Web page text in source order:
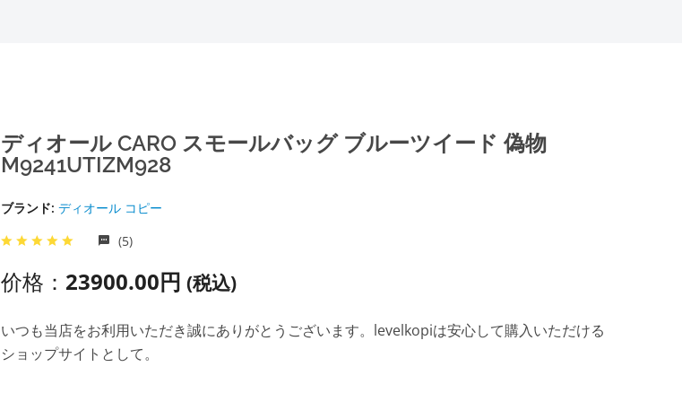
ディオール CARO スモールバッグ ブルーツイード 偽物
M9241UTIZM928
ブランド: ディオール コピー
(5)
价格： 23900.00円 (税込)
いつも当店をお利用いただき誠にありがとうございます。levelkopiは安心して購入いただける
ショップサイトとして。